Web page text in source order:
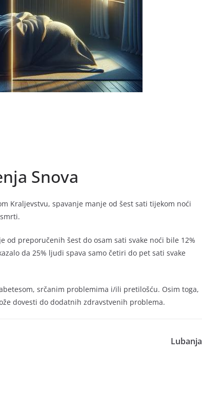
Snova
Kraljevstvu, spavanje manje od šest sati tijekom noći
od preporučenih šest do osam sati svake noći bile 12%
da 25% ljudi spava samo četiri do pet sati svake
srčanim problemima i/ili pretilošću. Osim toga,
dovesti do dodatnih zdravstvenih problema.
Lubanja